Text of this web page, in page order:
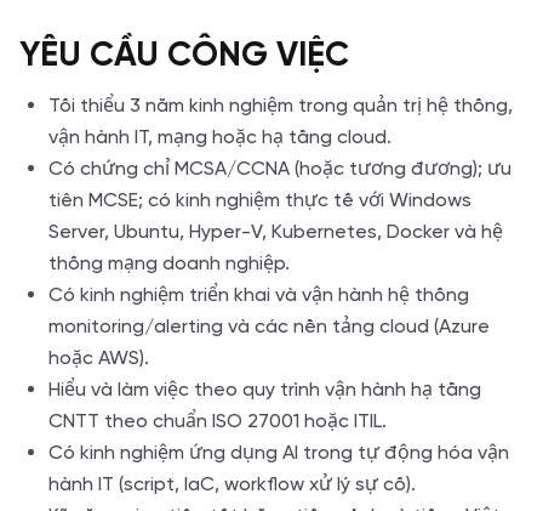
YÊU CẦU CÔNG VIỆC
Tối thiểu 3 năm kinh nghiệm trong quản trị hệ thống,
vận hành IT, mạng hoặc hạ tầng cloud.
Có chứng chỉ MCSA/CCNA (hoặc tương đương); ưu
tiên MCSE; có kinh nghiệm thực tế với Windows
Server, Ubuntu, Hyper-V, Kubernetes, Docker và hệ
thống mạng doanh nghiệp.
Có kinh nghiệm triển khai và vận hành hệ thống
monitoring/alerting và các nền tảng cloud (Azure
hoặc AWS).
Hiểu và làm việc theo quy trình vận hành hạ tầng
CNTT theo chuẩn ISO 27001 hoặc ITIL.
Có kinh nghiệm ứng dụng AI trong tự động hóa vận
hành IT (script, IaC, workflow xử lý sự cố).